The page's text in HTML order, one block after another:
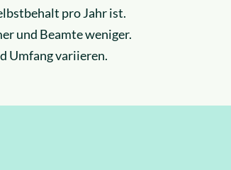
pro Jahr ist.
und Beamte weniger.
Umfang variieren.